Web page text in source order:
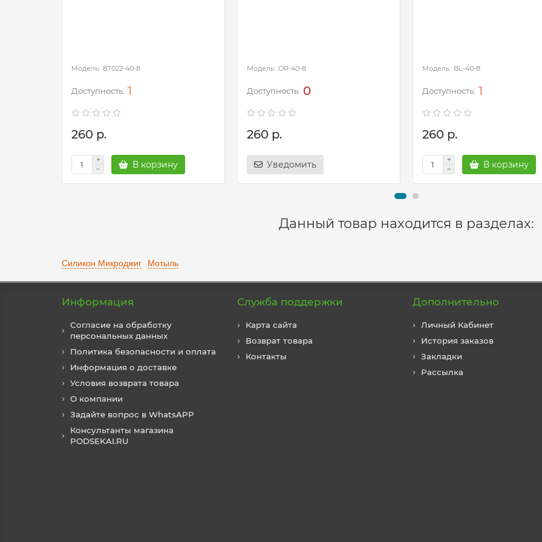
87022-40-8
1
260 р.
В корзину
OR-40-8
0
260 р.
Уведомить
BL-40-8
1
260 р.
В корзину
Данный товар находится в разделах:
Силикон Микроджиг Мотыль
Информация
Согласие на обработку
персональных данных
Политика безопасности и оплата
Информация о доставке
Условия возврата товара
О компании
Задайте вопрос в WhatsAPP
Консультанты магазина
PODSEKAI.RU
Служба поддержки
Карта сайта
Возврат товара
Контакты
Дополнительно
Личный Кабинет
История заказов
Закладки
Рассылка